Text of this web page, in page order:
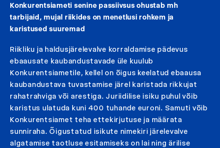
Konkurentsiameti senine passiivsus ohustab mh
tarbijaid, mujal riikides on menetlusi rohkem ja
karistused suuremad
Riikliku ja haldusjärelevalve korraldamise pädevus
ebaausate kaubandustavade üle kuulub
Konkurentsiametile, kellel on õigus keelatud ebaausa
kaubandustava tuvastamise järel karistada rikkujat
rahatrahviga või arestiga. Juriidilise isiku puhul võib
karistus ulatuda kuni 400 tuhande euroni. Samuti võib
Konkurentsiamet teha ettekirjutuse ja määrata
sunniraha. Õigustatud isikute nimekiri järelevalve
algatamise taotluse esitamiseks on lai ning ärilise